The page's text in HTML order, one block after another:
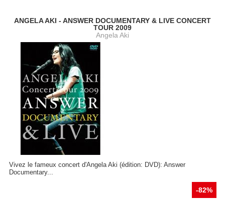
ANGELA AKI - ANSWER DOCUMENTARY & LIVE CONCERT
TOUR 2009
Angela Aki
Vivez le fameux concert d'Angela Aki (édition: DVD): Answer
Documentary...
-82%